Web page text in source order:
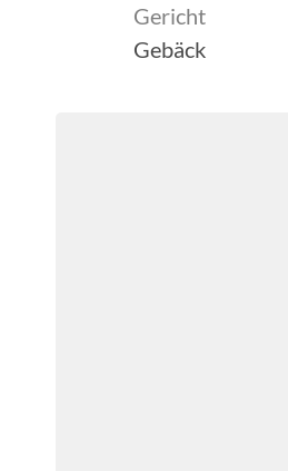
Gericht
Gebäck